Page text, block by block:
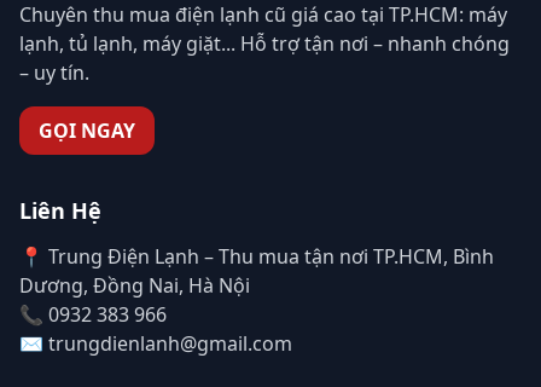
Chuyên thu mua điện lạnh cũ giá cao tại TP.HCM: máy
lạnh, tủ lạnh, máy giặt... Hỗ trợ tận nơi – nhanh chóng
– uy tín.
GỌI NGAY
Liên Hệ
📍 Trung Điện Lạnh – Thu mua tận nơi TP.HCM, Bình
Dương, Đồng Nai, Hà Nội
📞 0932 383 966
✉️ trungdienlanh@gmail.com